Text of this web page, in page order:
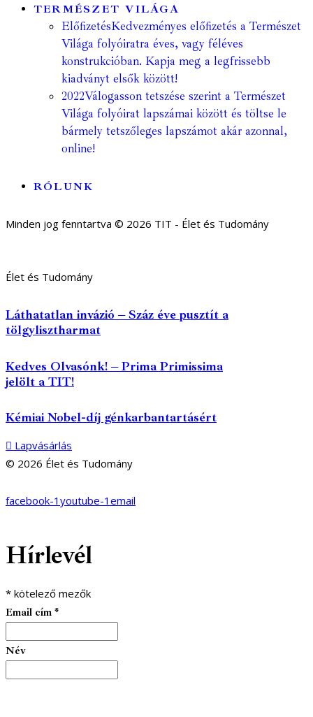
TERMÉSZET VILÁGA
ElőfizetésKedvezményes előfizetés a Természet
Világa folyóiratra éves, vagy féléves
konstrukcióban. Kapja meg a legfrissebb
kiadványt elsők között!
2022Válogasson tetszése szerint a Természet
Világa folyóirat lapszámai között és töltse le
bármely tetszőleges lapszámot akár azonnal,
online!
RÓLUNK
Minden jog fenntartva © 2026 TIT - Élet és Tudomány
Élet és Tudomány
Láthatatlan invázió – Száz éve pusztít a
tölgylisztharmat
Kedves Olvasónk! – Prima Primissima
jelölt a TIT!
Kémiai Nobel-díj génkarbantartásért
Lapvásárlás
© 2026 Élet és Tudomány
facebook-1 youtube-1 email
Hírlevél
* kötelező mezők
Email cím *
Név